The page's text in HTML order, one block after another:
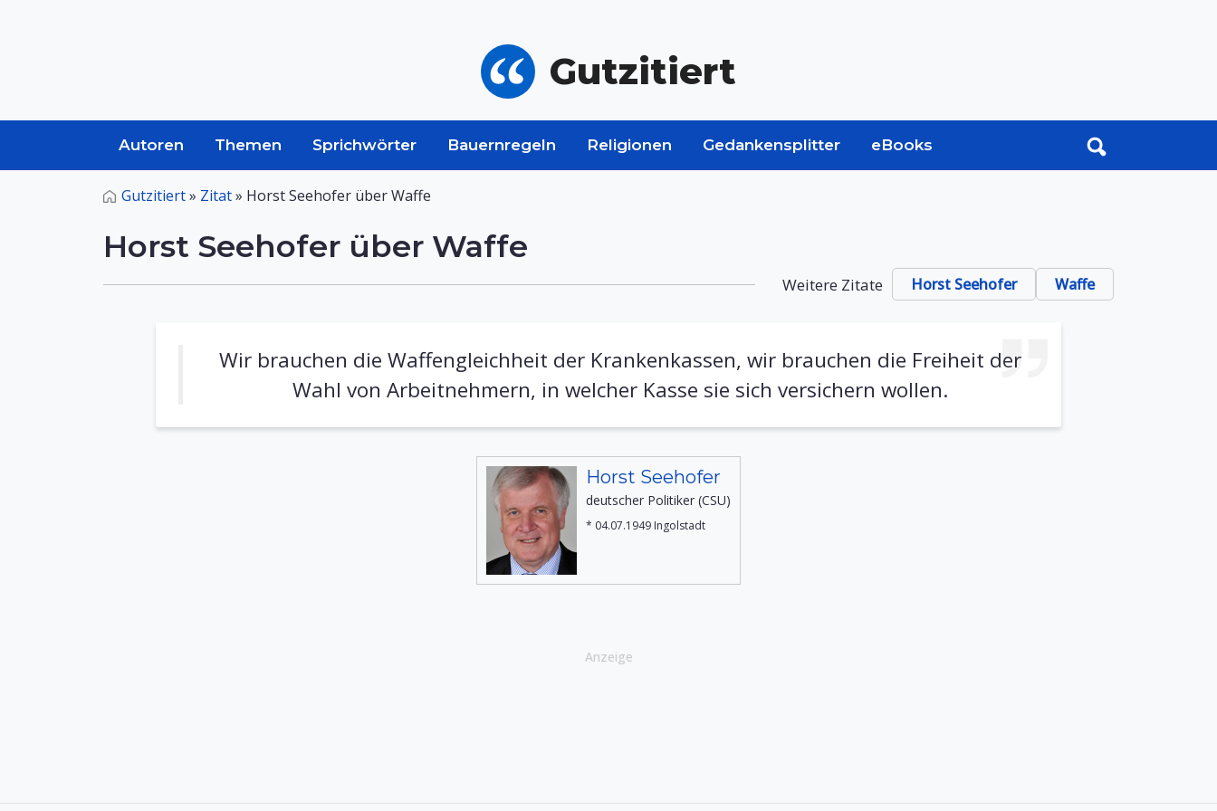
Gutzitiert
Autoren Themen Sprichwörter Bauernregeln Religionen Gedankensplitter eBooks
Gutzitiert» Zitat» Horst Seehofer über Waffe
Horst Seehofer über Waffe
Weitere Zitate Horst Seehofer Waffe
Wir brauchen die Waffengleichheit der Krankenkassen, wir brauchen die Freiheit der
Wahl von Arbeitnehmern, in welcher Kasse sie sich versichern wollen.
Horst Seehofer
deutscher Politiker (CSU)
* 04.07.1949 Ingolstadt
Anzeige